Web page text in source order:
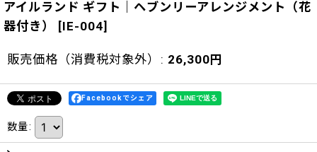
アイルランド ギフト｜ヘブンリーアレンジメント（花
器付き）
[IE-004]
販売価格（消費税対象外） : 26,300 円
Facebookでシェア
数量: